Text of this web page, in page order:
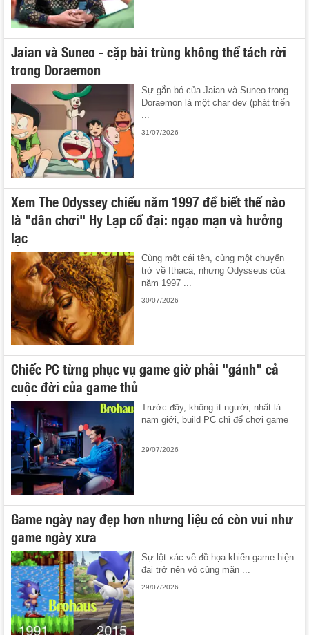
Jaian và Suneo - cặp bài trùng không thể tách rời
trong Doraemon
Sự gắn bó của Jaian và Suneo trong
Doraemon là một char dev (phát triển
...
31/07/2026
Xem The Odyssey chiếu năm 1997 để biết thế nào
là "dân chơi" Hy Lạp cổ đại: ngạo mạn và hưởng
lạc
Cùng một cái tên, cùng một chuyến
trở về Ithaca, nhưng Odysseus của
năm 1997 ...
30/07/2026
Chiếc PC từng phục vụ game giờ phải "gánh" cả
cuộc đời của game thủ
Trước đây, không ít người, nhất là
nam giới, build PC chỉ để chơi game
...
29/07/2026
Game ngày nay đẹp hơn nhưng liệu có còn vui như
game ngày xưa
Sự lột xác về đồ họa khiến game hiện
đại trở nên vô cùng mãn ...
29/07/2026